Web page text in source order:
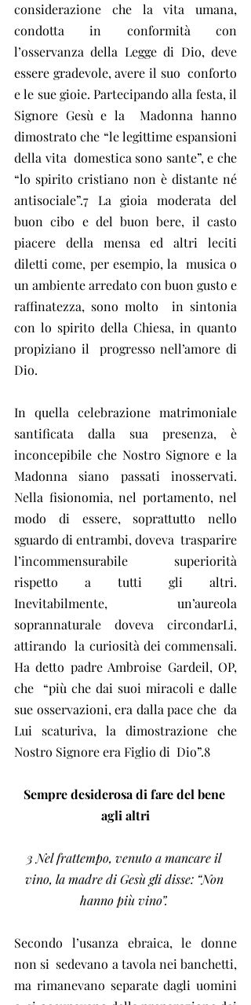
considerazione che la vita umana,
condotta in conformità con
l’osservanza della Legge di Dio, deve
essere gradevole, avere il suo  conforto
e le sue gioie. Partecipando alla festa, il
Signore Gesù e la  Madonna hanno
dimostrato che “le legittime espansioni
della vita  domestica sono sante”, e che
“lo spirito cristiano non è distante né
antisociale”.7 La gioia moderata del
buon cibo e del buon bere, il casto
piacere della mensa ed altri leciti
diletti come, per esempio, la  musica o
un ambiente arredato con buon gusto e
raffinatezza, sono molto  in sintonia
con lo spirito della Chiesa, in quanto
propiziano il  progresso nell’amore di
Dio.
In quella celebrazione matrimoniale
santificata dalla sua presenza, è
inconcepibile che Nostro Signore e la
Madonna siano passati inosservati.
Nella fisionomia, nel portamento, nel
modo di essere, soprattutto nello
sguardo di entrambi, doveva  trasparire
l’incommensurabile superiorità
rispetto a tutti gli altri.
Inevitabilmente, un’aureola
soprannaturale doveva circondarLi,
attirando  la curiosità dei commensali.
Ha detto padre Ambroise Gardeil, OP,
che  “più che dai suoi miracoli e dalle
sue osservazioni, era dalla pace che  da
Lui scaturiva, la dimostrazione che
Nostro Signore era Figlio di  Dio”.8
Sempre desiderosa di fare del bene
agli altri
3 Nel frattempo, venuto a mancare il
vino, la madre di Gesù gli disse: “Non
hanno più vino”.
Secondo l’usanza ebraica, le donne
non si  sedevano a tavola nei banchetti,
ma rimanevano separate dagli uomini